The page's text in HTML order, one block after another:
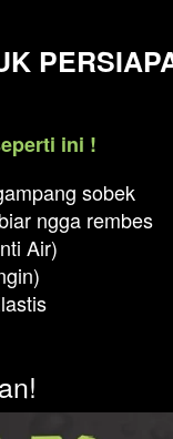
ini !
sobek
ngga rembes
Air)